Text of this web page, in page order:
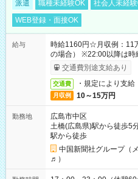
派遣 職種未経験OK 社会人未経
WEB登録・面接OK
給与
時給1160円☆月収例：11
の場合） ※22:00以降は時
交通費別途支給あり
交通費 ・規定により支
月収例 10～15万円
勤務地
広島市中区
土橋(広島県)駅から徒歩5
駅から徒歩
中国新聞社グループ（
♬）